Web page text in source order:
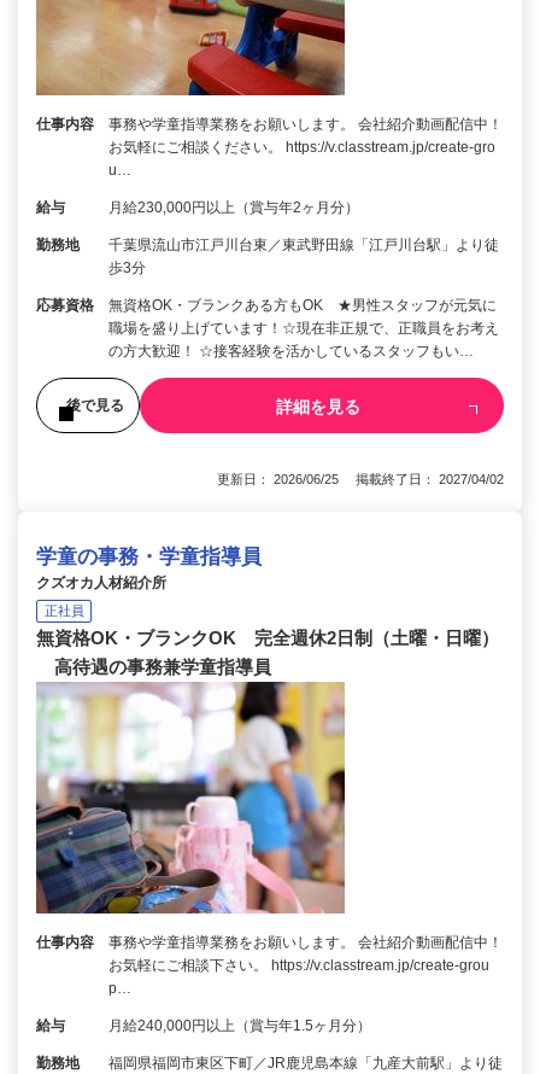
仕事内容
事務や学童指導業務をお願いします。 会社紹介動画配信中！
お気軽にご相談ください。 https://v.classtream.jp/create-gro
u…
給与 月給230,000円以上（賞与年2ヶ月分）
勤務地
千葉県流山市江戸川台東／東武野田線「江戸川台駅」より徒
歩3分
応募資格
無資格OK・ブランクある方もOK ★男性スタッフが元気に
職場を盛り上げています！☆現在非正規で、正職員をお考え
の方大歓迎！ ☆接客経験を活かしているスタッフもい…
後で見る 詳細を見る
更新日： 2026/06/25 掲載終了日： 2027/04/02
学童の事務・学童指導員
クズオカ人材紹介所
正社員
無資格OK・ブランクOK 完全週休2日制（土曜・日曜）
高待遇の事務兼学童指導員
仕事内容
事務や学童指導業務をお願いします。 会社紹介動画配信中！
お気軽にご相談下さい。 https://v.classtream.jp/create-grou
p…
給与 月給240,000円以上（賞与年1.5ヶ月分）
勤務地
福岡県福岡市東区下町／JR鹿児島本線「九産大前駅」より徒